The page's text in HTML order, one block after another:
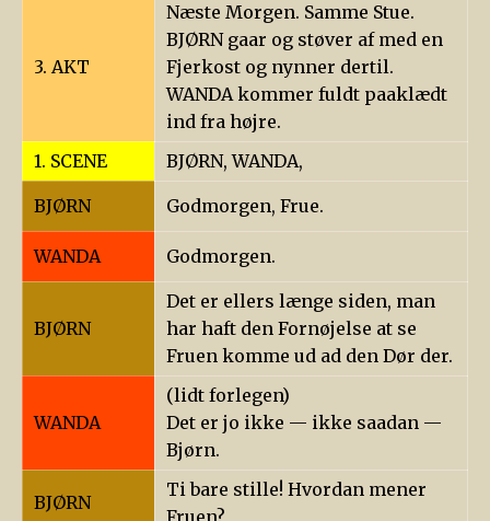
3. AKT
Næste Morgen. Samme Stue.
BJØRN gaar og støver af med en
Fjerkost og nynner dertil.
WANDA kommer fuldt paaklædt
ind fra højre.
1. SCENE
BJØRN, WANDA,
BJØRN Godmorgen, Frue.
WANDA Godmorgen.
BJØRN
Det er ellers længe siden, man
har haft den Fornøjelse at se
Fruen komme ud ad den Dør der.
WANDA
(lidt forlegen)
Det er jo ikke — ikke saadan —
Bjørn.
BJØRN
Ti bare stille! Hvordan mener